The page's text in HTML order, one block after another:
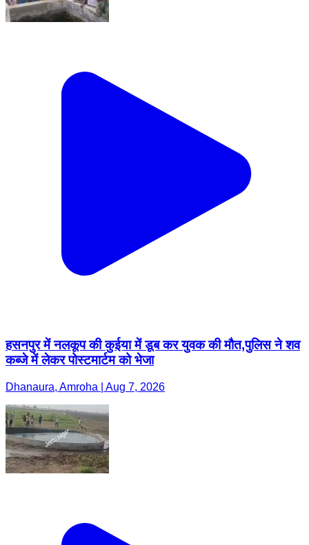
हसनपुर में नलकूप की कुईया में डूब कर युवक की मौत,पुलिस ने शव
कब्जे में लेकर पोस्टमार्टम को भेजा
Dhanaura, Amroha | Aug 7, 2026